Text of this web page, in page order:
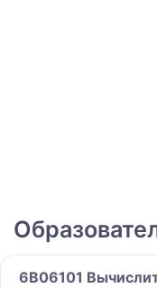
6B06101